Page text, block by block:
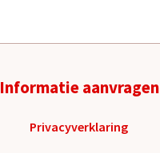
Informatie aanvragen
Privacyverklaring